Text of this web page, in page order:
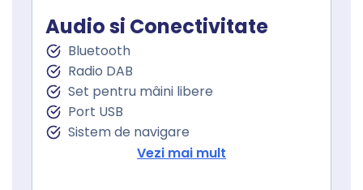
Audio si Conectivitate
Bluetooth
Radio DAB
Set pentru mâini libere
Port USB
Sistem de navigare
Vezi mai mult